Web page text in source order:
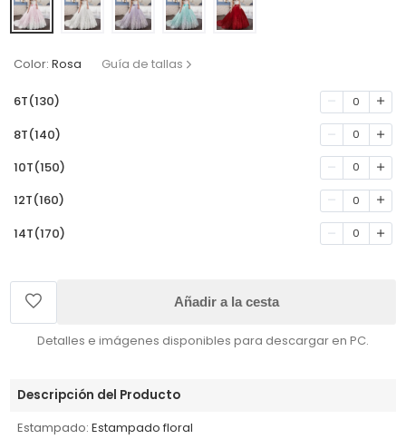
Color: Rosa Guía de tallas
6T(130) 0
8T(140) 0
10T(150) 0
12T(160) 0
14T(170) 0
Añadir a la cesta
Detalles e imágenes disponibles para descargar en PC.
Descripción del Producto
Estampado: Estampado floral